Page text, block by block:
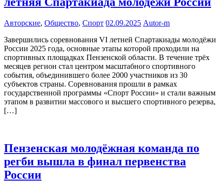
Авторские, Общество, Спорт 02.09.2025 Autor-m
Завершились соревнования VI летней Спартакиады молодёжи
России 2025 года, основные этапы которой проходили на
спортивных площадках Пензенской области. В течение трёх
месяцев регион стал центром масштабного спортивного
события, объединившего более 2000 участников из 30
субъектов страны. Соревнования прошли в рамках
государственной программы «Спорт России» и стали важным
этапом в развитии массового и высшего спортивного резерва,
[…]
Пензенская молодёжная команда по
регби вышла в финал первенства
России